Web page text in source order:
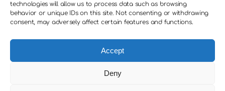
technologies will allow us to process data such as browsing
behavior or unique IDs on this site. Not consenting or withdrawing
consent, may adversely affect certain features and functions.
Accept
Deny
Λήψης Σπέρματος
Ανδρικής Γονιμότητας